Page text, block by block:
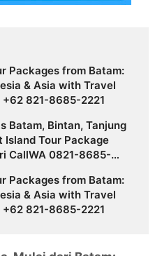
Packages from Batam:
& Asia with Travel
+62 821-8685-2221
Batam, Bintan, Tanjung
Island Tour Package
CallWA 0821-8685-
Packages from Batam:
& Asia with Travel
+62 821-8685-2221